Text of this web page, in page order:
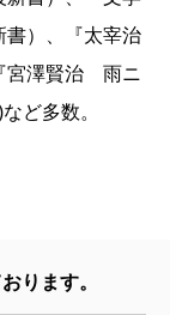
）、『太宰治
宮澤賢治 雨ニ
ど多数。
ります。